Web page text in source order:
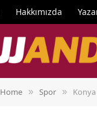
Hakkımızda
Home » Spor » Konya